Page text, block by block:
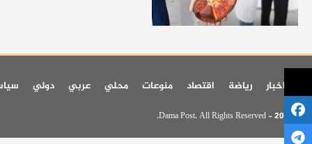
اخر اخبار رياضة اقتصاد منوعات محلي عربي دولي
© 2026 - Dama Post. All Rights Reserved.